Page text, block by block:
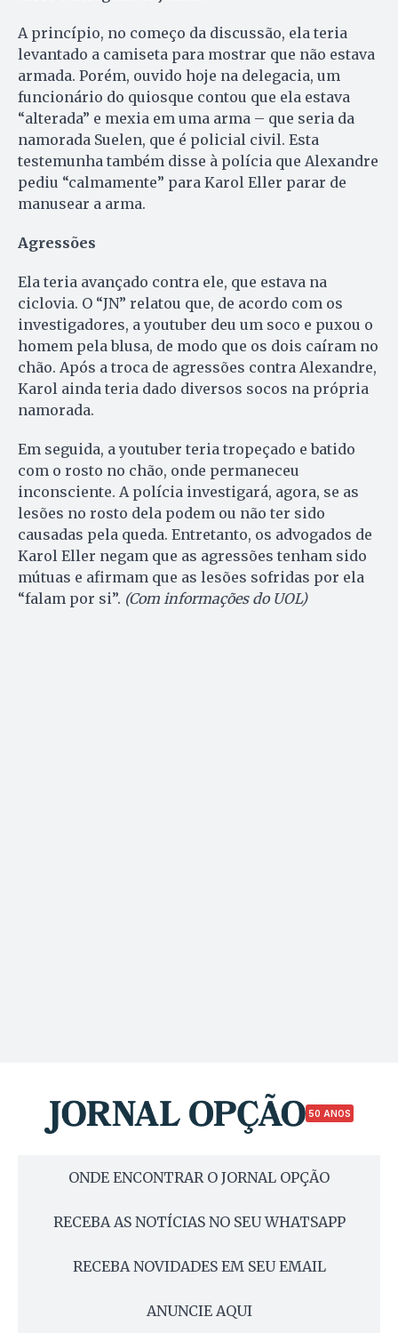
A princípio, no começo da discussão, ela teria
levantado a camiseta para mostrar que não estava
armada. Porém, ouvido hoje na delegacia, um
funcionário do quiosque contou que ela estava
“alterada” e mexia em uma arma – que seria da
namorada Suelen, que é policial civil. Esta
testemunha também disse à polícia que Alexandre
pediu “calmamente” para Karol Eller parar de
manusear a arma.
Agressões
Ela teria avançado contra ele, que estava na
ciclovia. O “JN” relatou que, de acordo com os
investigadores, a youtuber deu um soco e puxou o
homem pela blusa, de modo que os dois caíram no
chão. Após a troca de agressões contra Alexandre,
Karol ainda teria dado diversos socos na própria
namorada.
Em seguida, a youtuber teria tropeçado e batido
com o rosto no chão, onde permaneceu
inconsciente. A polícia investigará, agora, se as
lesões no rosto dela podem ou não ter sido
causadas pela queda. Entretanto, os advogados de
Karol Eller negam que as agressões tenham sido
mútuas e afirmam que as lesões sofridas por ela
“falam por si”. (Com informações do UOL)
50 ANOS
ONDE ENCONTRAR O JORNAL OPÇÃO
RECEBA AS NOTÍCIAS NO SEU WHATSAPP
RECEBA NOVIDADES EM SEU EMAIL
ANUNCIE AQUI